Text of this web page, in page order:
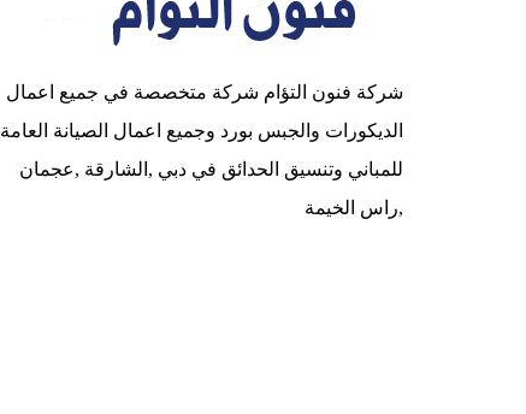
شركة فنون التؤام شركة متخصصة في جميع اعمال
الديكورات والجبس بورد وجميع اعمال الصيانة العامة
للمباني وتنسيق الحدائق في دبي ,الشارقة ,عجمان
,راس الخيمة